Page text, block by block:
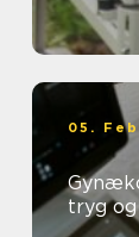
05.
Gynækolog
tryg